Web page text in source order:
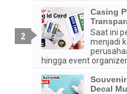
Casing
Saat ini
menjadi
hingga event organizer.
Decal